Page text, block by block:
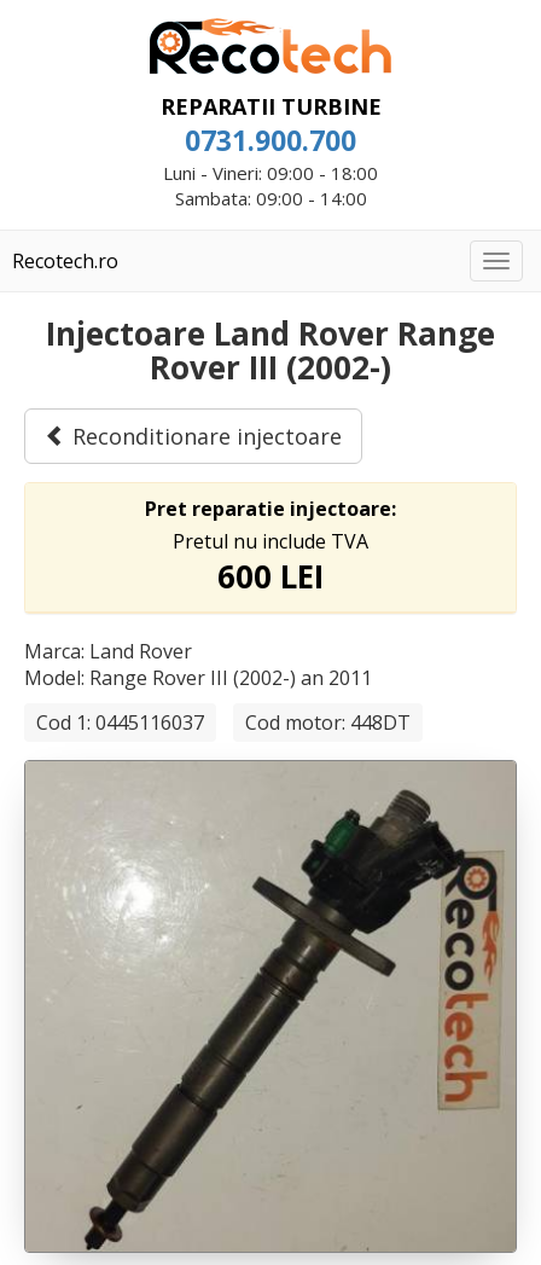
REPARATII TURBINE
0731.900.700
Luni - Vineri: 09:00 - 18:00
Sambata: 09:00 - 14:00
Recotech.ro
Injectoare Land Rover Range
Rover III (2002-)
Reconditionare injectoare
Pret reparatie injectoare:
Pretul nu include TVA
600 LEI
Marca: Land Rover
Model: Range Rover III (2002-) an 2011
Cod 1: 0445116037
Cod motor: 448DT